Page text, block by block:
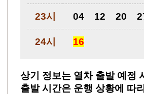
23시 04 12 20
24시 16
상기 정보는 열차 출발 예정
출발 시간은 운행 상황에 따